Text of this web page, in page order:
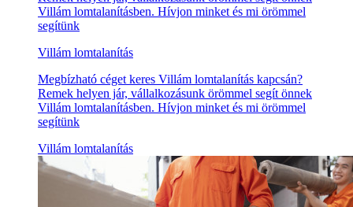
Villám lomtalanításben. Hívjon minket és mi örömmel
segítünk
Villám lomtalanítás
Megbízható céget keres Villám lomtalanítás kapcsán?
Remek helyen jár, vállalkozásunk örömmel segít önnek
Villám lomtalanításben. Hívjon minket és mi örömmel
segítünk
Villám lomtalanítás